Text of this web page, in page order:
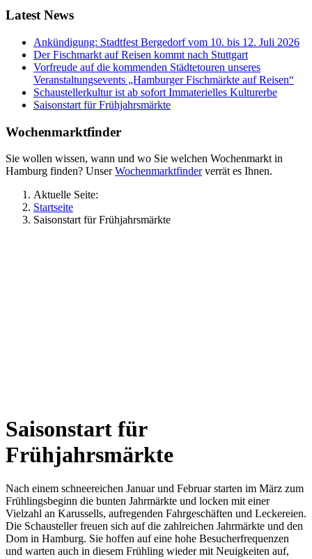
Latest News
Ankündigung: Stadtfest Bergedorf vom 10. bis 12. Juli 2026
Der Fischmarkt auf Reisen kommt nach Stuttgart
Vorfreude auf die kommenden Städtetouren unseres
Veranstaltungsevents „Hamburger Fischmärkte auf Reisen“
Schaustellerkultur ist ab sofort Immaterielles Kulturerbe
Saisonstart für Frühjahrsmärkte
Wochenmarktfinder
Sie wollen wissen, wann und wo Sie welchen Wochenmarkt in
Hamburg finden? UnserWochenmarktfinderverrät es Ihnen.
Aktuelle Seite:
Startseite
Saisonstart für Frühjahrsmärkte
Saisonstart für
Frühjahrsmärkte
Nach einem schneereichen Januar und Februar starten im März zum
Frühlingsbeginn die bunten Jahrmärkte und locken mit einer
Vielzahl an Karussells, aufregenden Fahrgeschäften und Leckereien.
Die Schausteller freuen sich auf die zahlreichen Jahrmärkte und den
Dom in Hamburg. Sie hoffen auf eine hohe Besucherfrequenzen
und warten auch in diesem Frühling wieder mit Neuigkeiten auf,